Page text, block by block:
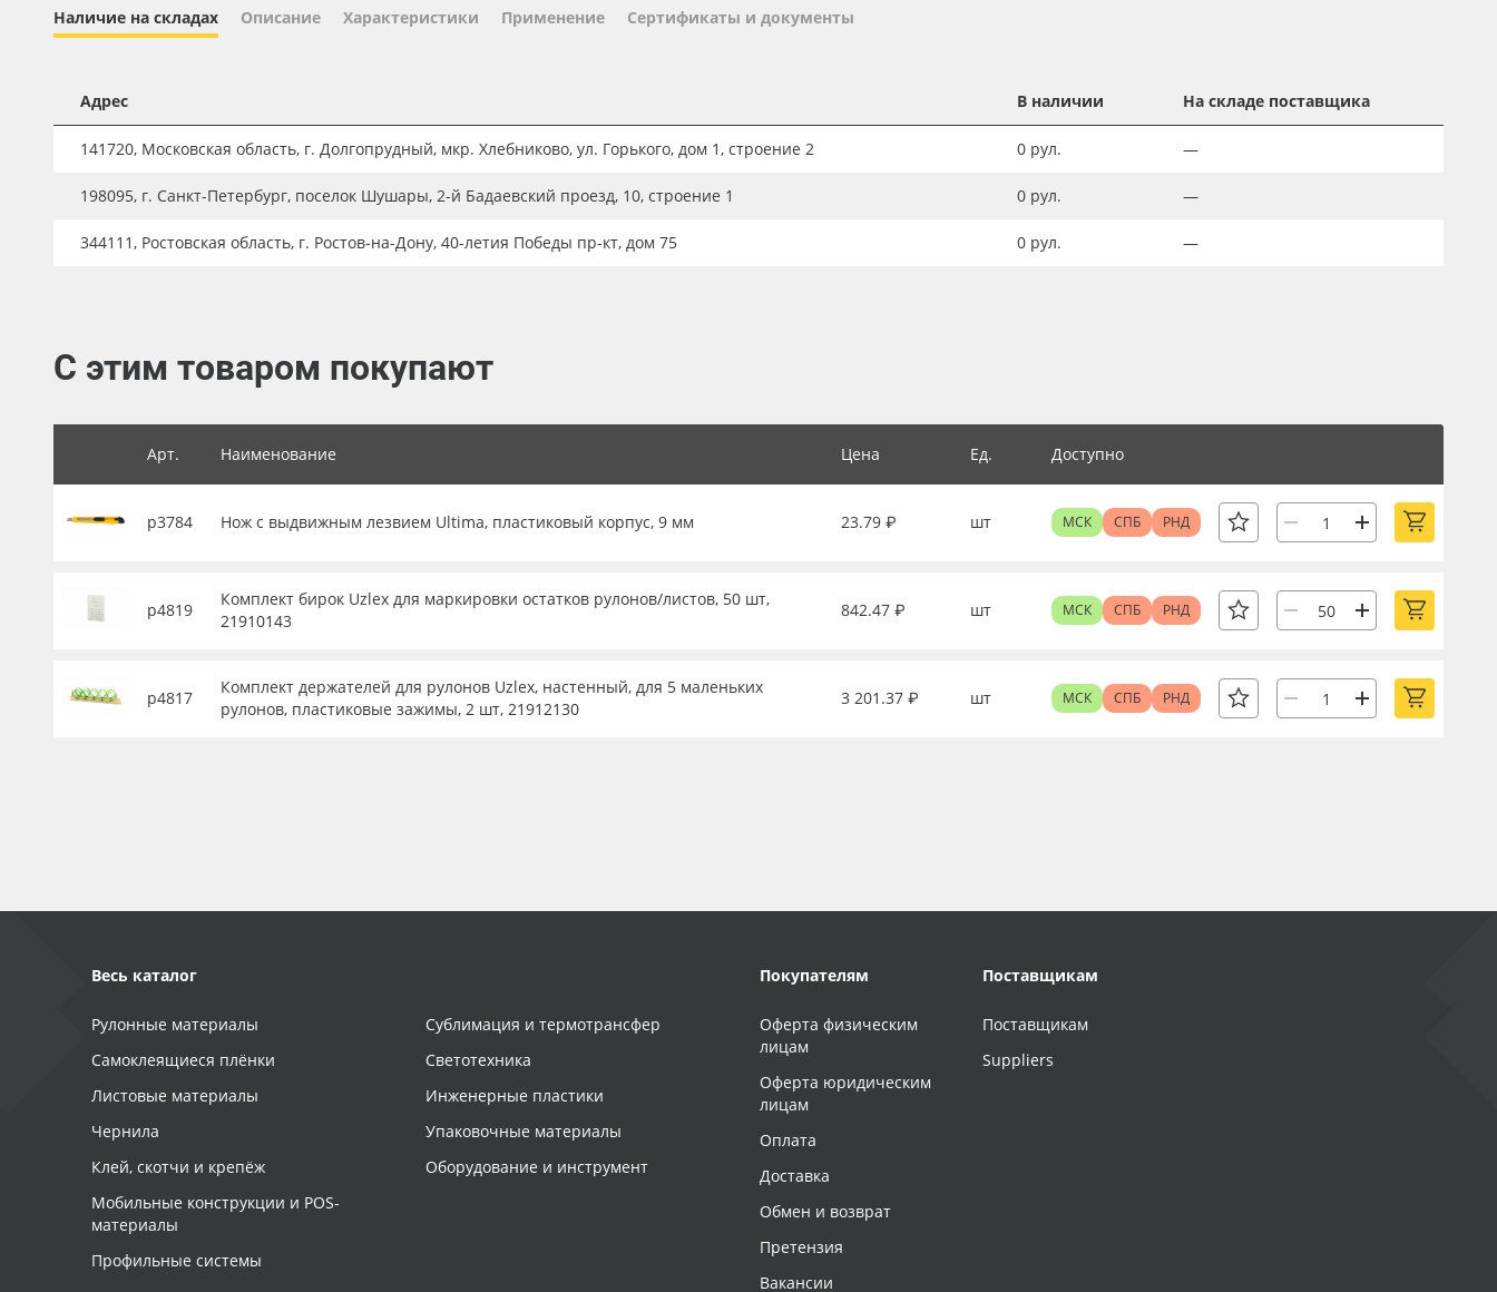
Новинки ассортимента
Плёнка монтажная Oratape
ПЭТ листовой
ПЭТ бэклит
Заготовки для сувениров
Наличие на складах Описание Характеристики Применение Сертификаты и документы
Адрес В наличии На складе поставщика
141720, Московская область, г. Долгопрудный, мкр. Хлебниково, ул. Горького, дом 1, строение 2 0 рул. —
198095, г. Санкт-Петербург, поселок Шушары, 2-й Бадаевский проезд, 10, строение 1 0 рул. —
344111, Ростовская область, г. Ростов-на-Дону, 40-летия Победы пр-кт, дом 75 0 рул. —
С этим товаром покупают
Арт. Наименование Цена Ед. Доступно
р3784 Нож с выдвижным лезвием Ultima, пластиковый корпус, 9 мм 23.79 ₽ шт МСК СПБ РНД
р4819
Комплект бирок Uzlex для маркировки остатков рулонов/листов, 50 шт,
21910143
842.47 ₽ шт МСК СПБ РНД
р4817
Комплект держателей для рулонов Uzlex, настенный, для 5 маленьких
рулонов, пластиковые зажимы, 2 шт, 21912130
3 201.37 ₽ шт МСК СПБ РНД
Весь каталог
Рулонные материалы
Самоклеящиеся плёнки
Листовые материалы
Чернила
Клей, скотчи и крепёж
Мобильные конструкции и POS-
материалы
Профильные системы
Сублимация и термотрансфер
Светотехника
Инженерные пластики
Упаковочные материалы
Оборудование и инструмент
Покупателям
Оферта физическим
лицам
Оферта юридическим
лицам
Оплата
Доставка
Обмен и возврат
Претензия
Вакансии
Поставщикам
Поставщикам
Suppliers